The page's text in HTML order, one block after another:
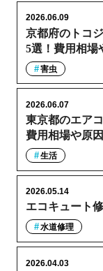
京都府のトコ
5選！費用相場
2026.06.09
害虫
東京都のエア
費用相場や原
2026.06.07
生活
エコキュート
2026.05.14
水道修理
2026.04.03